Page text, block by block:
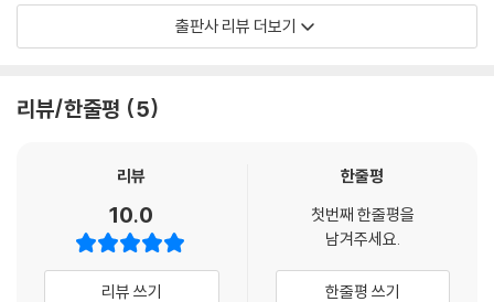
마루비 초등 저학년을 위한 ‘책이랑 놀래’ 7번째 작품으로 이경순 작가의
『꽃주머니』가 출간되었습니다. 부모님과 떨어져 혼자 할머니와 지내는 1
집으로 돌아오던 금이는 길가 벤치에서 주인 없는 꽃주머니를 줍게 됩니
이 이야기는 꽃주머니에서 비롯된 우리 일상의 작은 행복의 가치를 깨닫게
꽃주머니가 생겼어요.
출판사 리뷰 더보기
리뷰/한줄평 5
리뷰
10.0
리뷰 쓰기
한줄평
첫번째 한줄평을
남겨주세요.
한줄평 쓰기